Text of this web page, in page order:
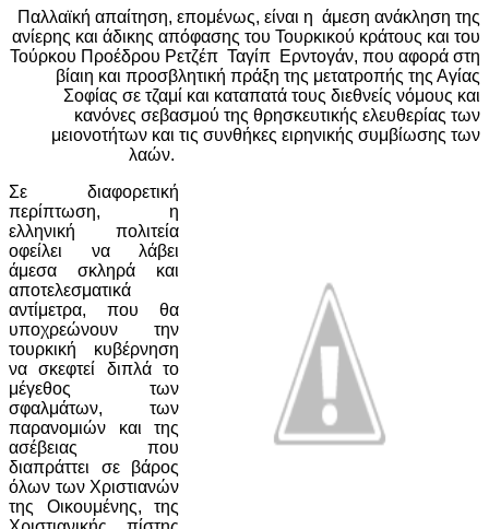
Παλλαϊκή απαίτηση, επομένως, είναι η άμεση ανάκληση της
ανίερης και άδικης απόφασης του Τουρκικού κράτους και του
Τούρκου Προέδρου Ρετζέπ Ταγίπ Ερντογάν, που αφορά στη
βίαιη και προσβλητική πράξη της μετατροπής της Αγίας
Σοφίας σε τζαμί και καταπατά τους διεθνείς νόμους και
κανόνες σεβασμού της θρησκευτικής ελευθερίας των
μειονοτήτων και τις συνθήκες ειρηνικής συμβίωσης των
λαών.
Σε διαφορετική
περίπτωση, η
ελληνική πολιτεία
οφείλει να λάβει
άμεσα σκληρά και
αποτελεσματικά
αντίμετρα, που θα
υποχρεώνουν την
τουρκική κυβέρνηση
να σκεφτεί διπλά το
μέγεθος των
σφαλμάτων, των
παρανομιών και της
ασέβειας που
διαπράττει σε βάρος
όλων των Χριστιανών
της Οικουμένης, της